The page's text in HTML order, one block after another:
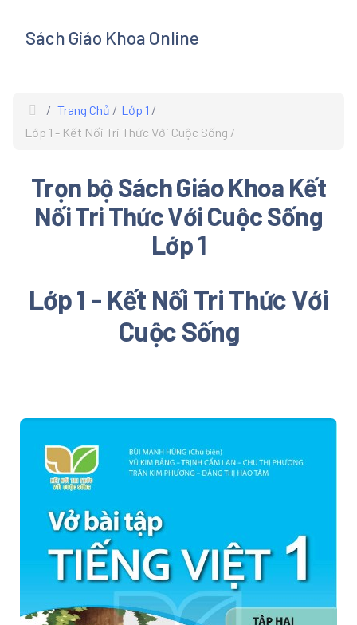
Sách Giáo Khoa Online
Trang Chủ
Lớp 1
Lớp 1 - Kết Nối Tri Thức Với Cuộc Sống
Trọn bộ Sách Giáo Khoa Kết
Nối Tri Thức Với Cuộc Sống
Lớp 1
Lớp 1 - Kết Nối Tri Thức Với
Cuộc Sống